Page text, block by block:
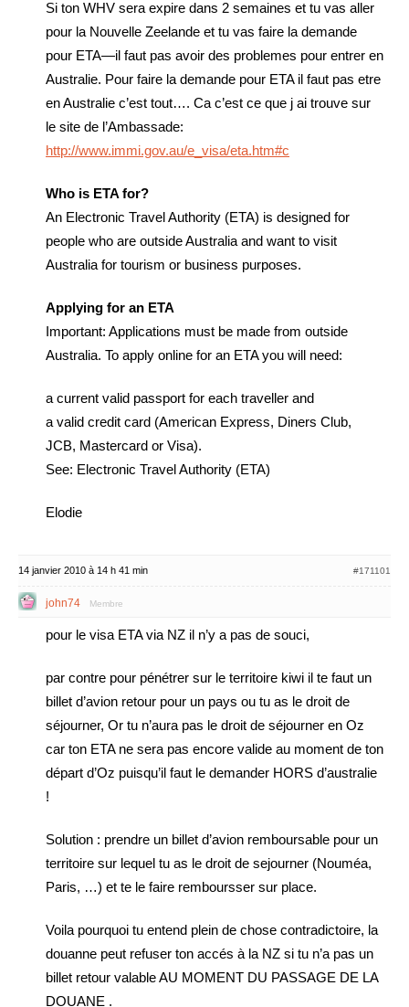
Si ton WHV sera expire dans 2 semaines et tu vas aller
pour la Nouvelle Zeelande et tu vas faire la demande
pour ETA—il faut pas avoir des problemes pour entrer en
Australie. Pour faire la demande pour ETA il faut pas etre
en Australie c’est tout…. Ca c’est ce que j ai trouve sur
le site de l’Ambassade:
http://www.immi.gov.au/e_visa/eta.htm#c
Who is ETA for?
An Electronic Travel Authority (ETA) is designed for
people who are outside Australia and want to visit
Australia for tourism or business purposes.
Applying for an ETA
Important: Applications must be made from outside
Australia. To apply online for an ETA you will need:
a current valid passport for each traveller and
a valid credit card (American Express, Diners Club,
JCB, Mastercard or Visa).
See: Electronic Travel Authority (ETA)
Elodie
14 janvier 2010 à 14 h 41 min #171101
john74 Membre
pour le visa ETA via NZ il n’y a pas de souci,
par contre pour pénétrer sur le territoire kiwi il te faut un
billet d’avion retour pour un pays ou tu as le droit de
séjourner, Or tu n’aura pas le droit de séjourner en Oz
car ton ETA ne sera pas encore valide au moment de ton
départ d’Oz puisqu’il faut le demander HORS d’australie
!
Solution : prendre un billet d’avion remboursable pour un
territoire sur lequel tu as le droit de sejourner (Nouméa,
Paris, …) et te le faire remboursser sur place.
Voila pourquoi tu entend plein de chose contradictoire, la
douanne peut refuser ton accés à la NZ si tu n’a pas un
billet retour valable AU MOMENT DU PASSAGE DE LA
DOUANE .